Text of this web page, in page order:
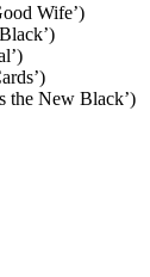
Wife’)
the New Black’)